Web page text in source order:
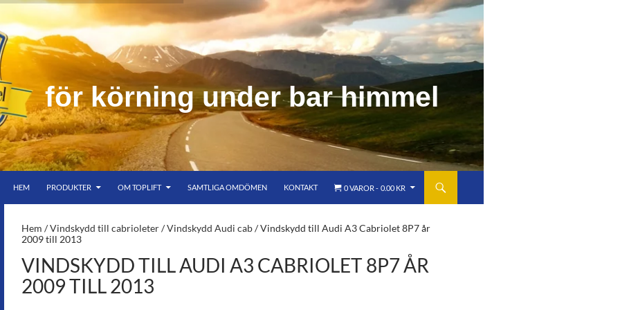
ning under bar himmel
bar himmel
HEM
PRODUKTER OM TOPLIFT SAMTLIGA OMDÖMEN KONTAKT 0 VAROR 0.00 KR
Hem /Vindskydd till cabrioleter/Vindskydd Audi cab/ Vindskydd till Audi A3 Cabriolet 8P7 år
2009 till 2013
VINDSKYDD TILL AUDI A3 CABRIOLET 8P7 ÅR
2009 TILL 2013